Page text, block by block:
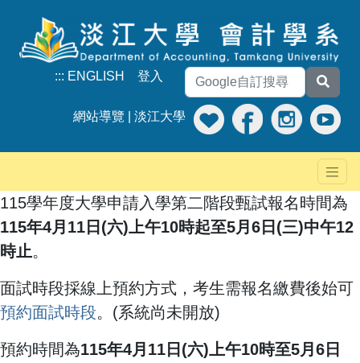
::: ENGLISH 登入
網站導覽 淡江大學
115學年度大學申請入學第二階段甄試報名時間為
115年4月11 日(六)上午10時起至5月6 日(三)中午12
時止。
面試時段採線上預約方式，考生需報名繳費後始可
預約面試時段。(系統尚未開放)
預約時間為115年4月11 日(六)上午10時至5月6 日